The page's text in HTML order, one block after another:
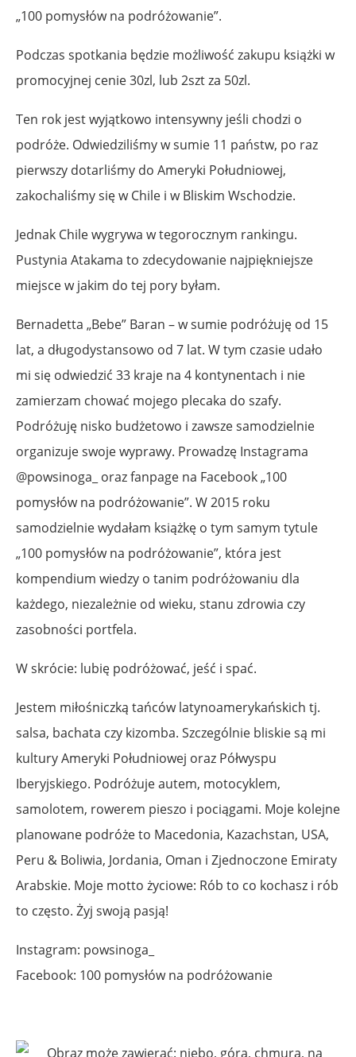
„100 pomysłów na podróżowanie”.
Podczas spotkania będzie możliwość zakupu książki w
promocyjnej cenie 30zl, lub 2szt za 50zl.
Ten rok jest wyjątkowo intensywny jeśli chodzi o
podróże. Odwiedziliśmy w sumie 11 państw­, po raz
pierwszy dotarliśmy do Ameryki Południowej,
zakochaliśmy się w Chile i w Bliskim Wschodzie.
Jednak Chile wygrywa w tegorocznym rankingu.
Pustynia Atakama to zdecydowanie najpiękniejsze
miejsce w jakim do tej pory byłam.
Bernadetta „Bebe” Baran – w sumie podróżuję od 15
lat, a długodystansowo od 7 lat. W tym czasie udało
mi się odwiedzić 33 kraje na 4 kontynentach i nie
zamierzam chować mojego plecaka do szafy.
Podróżuję nisko budżetowo i zawsze samodzielnie
organizuje swoje wyprawy. Prowadzę Instagrama
@powsinoga_ oraz fanpage na Facebook „100
pomysłów na podróżowanie”. W 2015 roku
samodzielnie wydałam książkę o tym samym tytule
„100 pomysłów na podróżowanie”, która jest
kompendium wiedzy o tanim podróżowaniu dla
każdego, niezależnie od wieku, stanu zdrowia czy
zasobności portfela.
W skrócie: lubię podróżować, jeść i spać.
Jestem miłośniczką tańców latynoamerykańskich tj.
salsa, bachata czy kizomba. Szczególnie bliskie są mi
kultury Ameryki Południowej oraz Półwyspu
Iberyjskiego. Podróżuje autem, motocyklem,
samolotem, rowerem pieszo i pociągami. Moje kolejne
planowane podróże to Macedonia, Kazachstan, USA,
Peru & Boliwia, Jordania, Oman i Zjednoczone Emiraty
Arabskie. Moje motto życiowe: Rób to co kochasz i rób
to często. Żyj swoją pasją!
Instagram: powsinoga_
Facebook: 100 pomysłów na podróżowanie